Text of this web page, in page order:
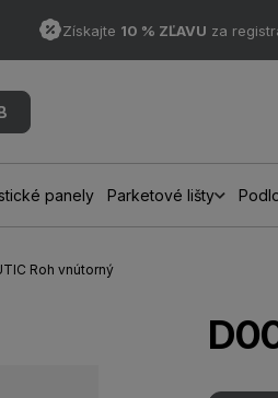
Získajte 10 % ZĽAVU za
panely Parketové lišty
Roh vnútorný